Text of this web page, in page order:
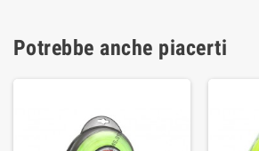
Potrebbe anche piacerti